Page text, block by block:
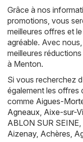
Grâce à nos
promotions, vous
meilleures offres et
agréable. Avec
meilleures
à Menton.
Si vous recherchez
également les offres
comme Aigues-
Agneaux, Aixe-sur-
ABLON SUR SEINE,
Aizenay, Achères,